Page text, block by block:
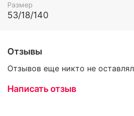
Размер
53/18/140
Отзывы
Отзывов еще никто не оставлял
Написать отзыв